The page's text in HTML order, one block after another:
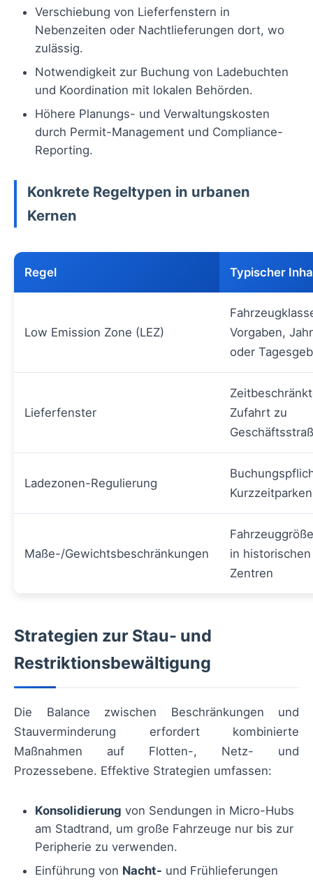
Verschiebung von Lieferfenstern in
Nebenzeiten oder Nachtlieferungen dort, wo
zulässig.
Notwendigkeit zur Buchung von Ladebuchten
und Koordination mit lokalen Behörden.
Höhere Planungs- und Verwaltungskosten
durch Permit-Management und Compliance-
Reporting.
Konkrete Regeltypen in urbanen
Kernen
Regel Typischer
Low Emission Zone (LEZ)
Vorgaben,
oder
Lieferfenster
Zufahrt zu
Ladezonen-Regulierung
Kurzzeitparken
Maße-/Gewichtsbeschränkungen
in historischen
Zentren
Strategien zur Stau- und
Restriktionsbewältigung
Die Balance zwischen Beschränkungen und
Stauverminderung erfordert kombinierte
Maßnahmen auf Flotten-, Netz- und
Prozessebene. Effektive Strategien umfassen:
Konsolidierung von Sendungen in Micro-Hubs
am Stadtrand, um große Fahrzeuge nur bis zur
Peripherie zu verwenden.
Einführung von Nacht- und Frühlieferungen